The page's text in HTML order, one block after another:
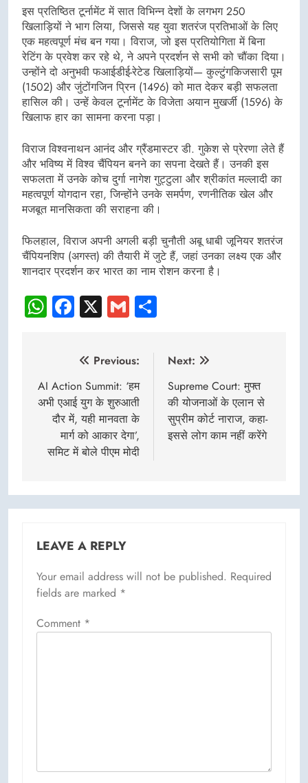
इस प्रतिष्ठित टूर्नामेंट में सात विभिन्न देशों के लगभग 250
खिलाड़ियों ने भाग लिया, जिससे यह युवा शतरंज प्रतिभाओं के लिए
एक महत्वपूर्ण मंच बन गया। विराज, जो इस प्रतियोगिता में बिना
रेटिंग के प्रवेश कर रहे थे, ने अपने प्रदर्शन से सभी को चौंका दिया।
उन्होंने दो अनुभवी फआईडीई-रेटेड खिलाड़ियों— कुल्टुंगकिजसारी पूम
(1502) और जुंटोंगजिन प्रिन (1496) को मात देकर बड़ी सफलता
हासिल की। उन्हें केवल टूर्नामेंट के विजेता अयान मुखर्जी (1596) के
खिलाफ हार का सामना करना पड़ा।
विराज विश्वनाथन आनंद और ग्रैंडमास्टर डी. गुकेश से प्रेरणा लेते हैं
और भविष्य में विश्व चैंपियन बनने का सपना देखते हैं। उनकी इस
सफलता में उनके कोच दुर्गा नागेश गुट्टुला और श्रीकांत मल्लादी का
महत्वपूर्ण योगदान रहा, जिन्होंने उनके समर्पण, रणनीतिक खेल और
मजबूत मानसिकता की सराहना की।
फिलहाल, विराज अपनी अगली बड़ी चुनौती अबू धाबी जूनियर शतरंज
चैंपियनशिप (अगस्त) की तैयारी में जुटे हैं, जहां उनका लक्ष्य एक और
शानदार प्रदर्शन कर भारत का नाम रोशन करना है।
WhatsApp
Facebook
X Gmail
navigation
Previous:
AI Action Summit: ‘हम
अभी एआई युग के शुरुआती
दौर में, यही मानवता के
मार्ग को आकार देगा’,
समिट में बोले पीएम मोदी
Next:
Supreme Court: मुफ्त
की योजनाओं के एलान से
सुप्रीम कोर्ट नाराज, कहा-
इससे लोग काम नहीं करेंगे
LEAVE A REPLY
Your email address will not be published. Required
fields are marked *
Comment *